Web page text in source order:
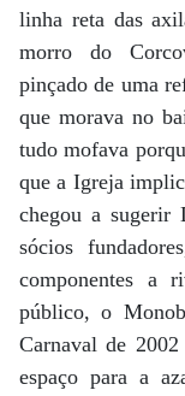
linha reta das
morro do
pinçado de uma
que morava no
tudo mofava
que a Igreja
chegou a sugerir
sócios
componentes a
público, o
Carnaval de
espaço para a